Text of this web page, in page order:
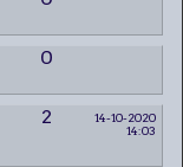
0
2
14-10-2020
14:03